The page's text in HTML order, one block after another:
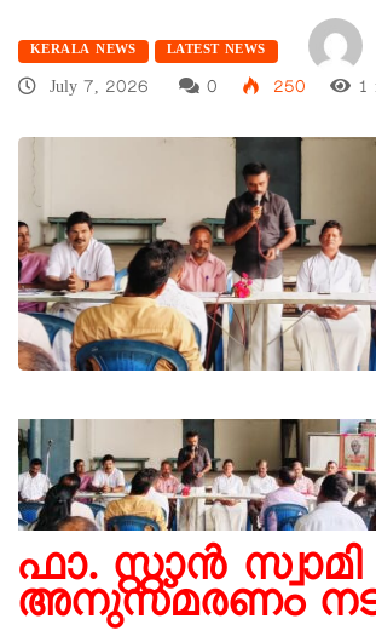
KERALA NEWS LATEST NEWS
July 7, 2026
0 250 1
ഫാ. സ്റ്റാൻ സ്വാമി
അനുസ്മരണം